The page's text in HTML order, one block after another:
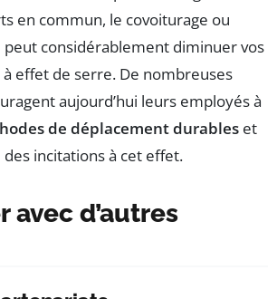
en commun, le covoiturage ou
considérablement diminuer vos
à effet de serre. De nombreuses
aujourd’hui leurs employés à
de déplacement durables et
incitations à cet effet.
avec d’autres